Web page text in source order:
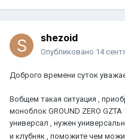
shezoid
Опубликовано 14
Доброго времени суток
Вобщем такая ситуация ,
моноблок GROUND ZERO
универсал , нужен
и клубняк , поможите чем